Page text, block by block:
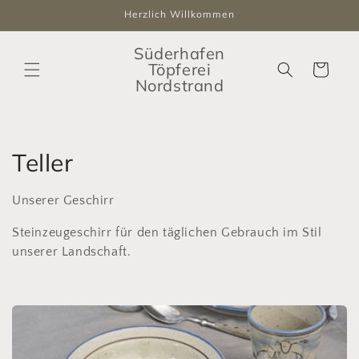
Inhalt
Herzlich Willkommen
Süderhafen
Töpferei
Nordstrand
Warenkorb
K
a
t
e
o
Teller
Unserer Geschirr
Steinzeugeschirr für den täglichen Gebrauch im Stil
unserer Landschaft.